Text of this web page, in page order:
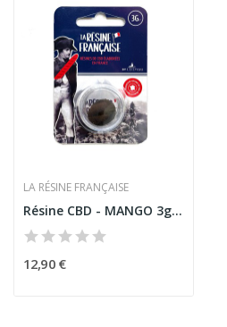
LA RÉSINE FRANÇAISE
Résine CBD - MANGO 3gr CBD + MCPN + MUSCIMOL |...
12,90 €